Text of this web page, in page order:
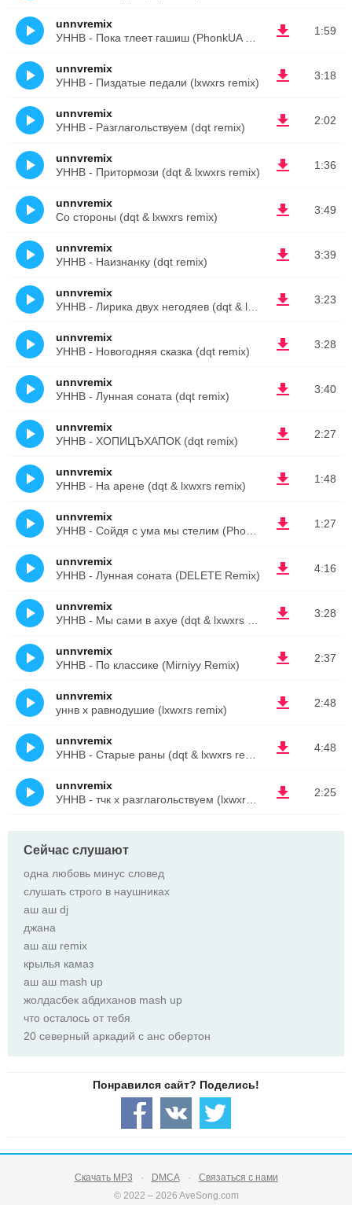
1:59
unnvremix
3:18
unnvremix
УННВ - Пиздатые педали (lxwxrs remix)
2:02
unnvremix
УННВ - Разглагольствуем (dqt remix)
1:36
unnvremix
УННВ - Притормози (dqt & lxwxrs remix)
3:49
unnvremix
Со стороны (dqt & lxwxrs remix)
3:39
unnvremix
УННВ - Наизнанку (dqt remix)
3:23
unnvremix
3:28
unnvremix
УННВ - Новогодняя сказка (dqt remix)
3:40
unnvremix
УННВ - Лунная соната (dqt remix)
2:27
unnvremix
УННВ - ХОПИЦЪХАПОК (dqt remix)
1:48
unnvremix
УННВ - На арене (dqt & lxwxrs remix)
1:27
unnvremix
4:16
unnvremix
УННВ - Лунная соната (DELETE Remix)
3:28
unnvremix
2:37
unnvremix
УННВ - По классике (Mirniyy Remix)
2:48
unnvremix
уннв x равнодушие (lxwxrs remix)
4:48
unnvremix
2:25
unnvremix
Сейчас слушают
одна любовь минус словед
слушать строго в наушниках
аш аш dj
джана
аш аш remix
крылья камаз
аш аш mash up
жолдасбек абдиханов mash up
что осталось от тебя
20 северный аркадий с анс обертон
Скачать MP3 DMCA
Связаться с нами
© 2022 – 2026 AveSong.com